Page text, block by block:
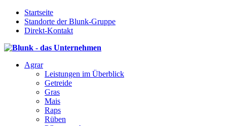
Startseite
Standorte der Blunk-Gruppe
Direkt-Kontakt
Agrar
Leistungen im Überblick
Getreide
Gras
Mais
Raps
Rüben